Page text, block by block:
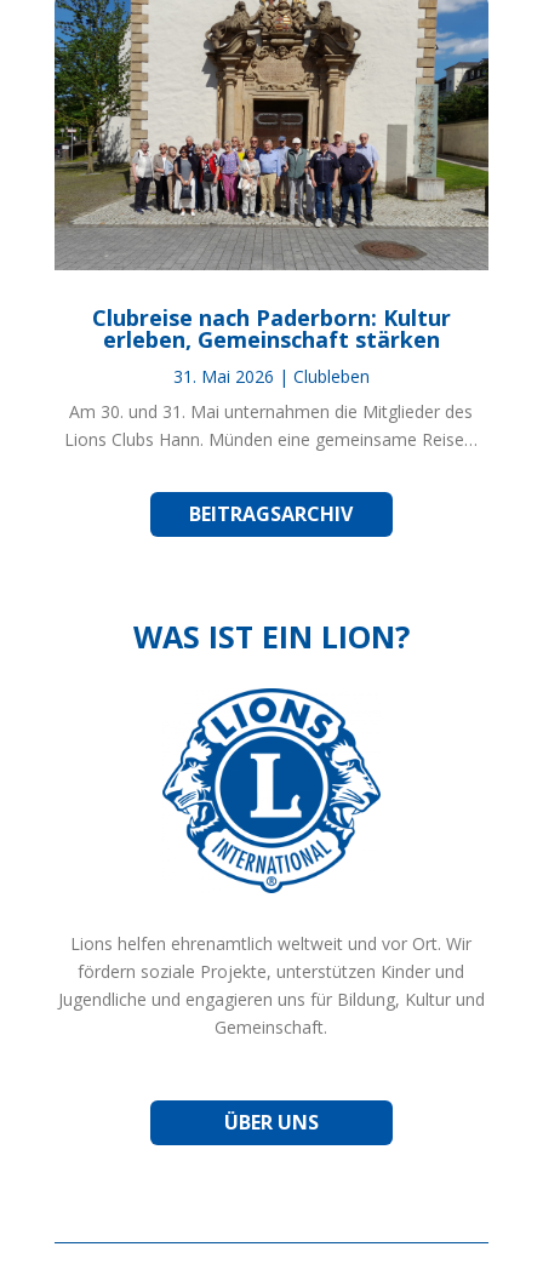
Clubreise nach Paderborn: Kultur
erleben, Gemeinschaft stärken
31. Mai 2026 | Clubleben
Am 30. und 31. Mai unternahmen die Mitglieder des
Lions Clubs Hann. Münden eine gemeinsame Reise…
BEITRAGSARCHIV
WAS IST EIN LION?
Lions helfen ehrenamtlich weltweit und vor Ort. Wir
fördern soziale Projekte, unterstützen Kinder und
Jugendliche und engagieren uns für Bildung, Kultur und
Gemeinschaft.
ÜBER UNS